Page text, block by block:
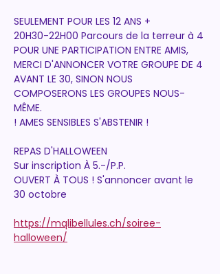
SEULEMENT POUR LES 12 ANS +
20H30-22H00 Parcours de la terreur à 4
POUR UNE PARTICIPATION ENTRE AMIS,
MERCI D'ANNONCER VOTRE GROUPE DE 4
AVANT LE 30, SINON NOUS
COMPOSERONS LES GROUPES NOUS-
MÊME.
! AMES SENSIBLES S'ABSTENIR !
REPAS D'HALLOWEEN
Sur inscription À 5.-/P.P.
OUVERT À TOUS ! S'annoncer avant le
30 octobre
https://mqlibellules.ch/soiree-
halloween/